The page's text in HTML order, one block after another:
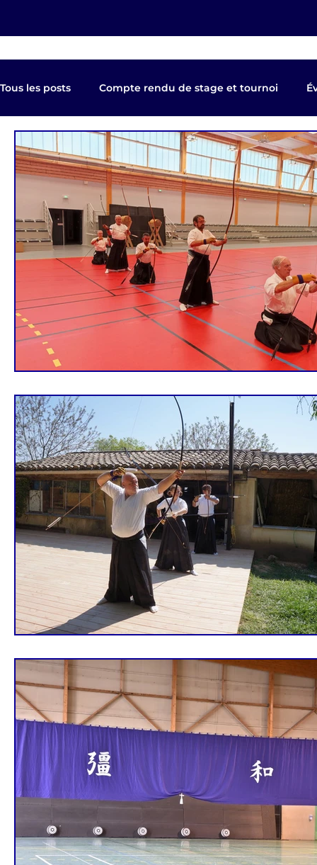
Tous les posts Compte rendu de stage et tournoi
Kyudo TV Les clubs de France Kyudo Revue
Equipe de France EKF Publier 2023 shinsa
EKF Bourges 2021